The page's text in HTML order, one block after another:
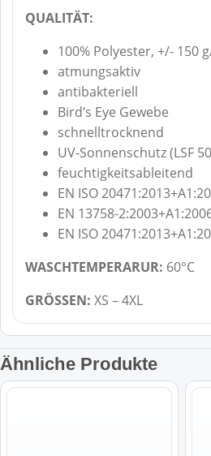
QUALITÄT:
100% Polyester, +/- 150
atmungsaktiv
antibakteriell
Bird’s Eye Gewebe
schnelltrocknend
UV-Sonnenschutz (LSF
feuchtigkeitsableitend
EN ISO
EN 13758-
EN ISO
WASCHTEMPERARUR: 60°C
GRÖSSEN: XS – 4XL
Ähnliche Produkte